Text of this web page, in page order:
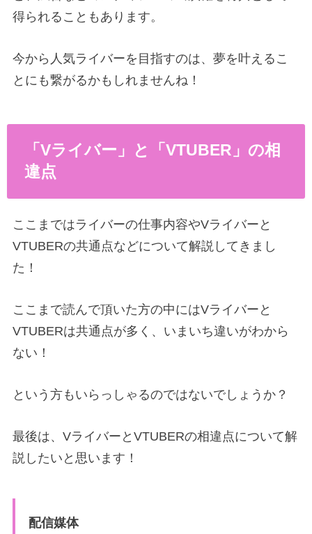
得られることもあります。
今から人気ライバーを目指すのは、夢を叶えるこ
とにも繋がるかもしれませんね！
「Vライバー」と「VTUBER」の相
違点
ここまではライバーの仕事内容やVライバーと
VTUBERの共通点などについて解説してきまし
た！
ここまで読んで頂いた方の中にはVライバーと
VTUBERは共通点が多く、いまいち違いがわから
ない！
という方もいらっしゃるのではないでしょうか？
最後は、VライバーとVTUBERの相違点について解
説したいと思います！
配信媒体